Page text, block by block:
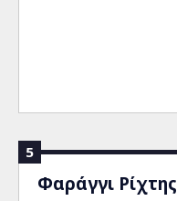
5
Φαράγγι Ρίχτης